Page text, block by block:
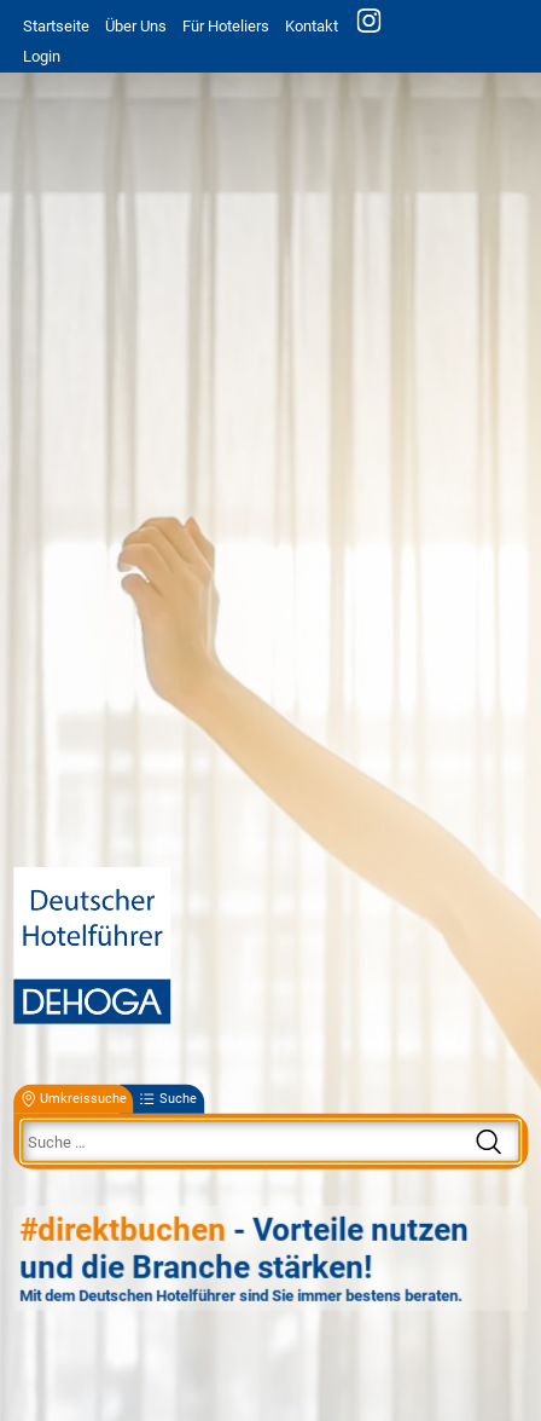
Startseite Über Uns Für Hoteliers
Kontakt
Login
Umkreissuche Suche
#direktbuchen - Vorteile nutzen
und die Branche stärken!
Mit dem Deutschen Hotelführer sind Sie immer bestens beraten.